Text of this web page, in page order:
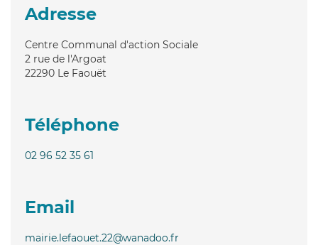
Adresse
Centre Communal d'action Sociale
2 rue de l'Argoat
22290 Le Faouët
Téléphone
02 96 52 35 61
Email
mairie.lefaouet.22@wanadoo.fr